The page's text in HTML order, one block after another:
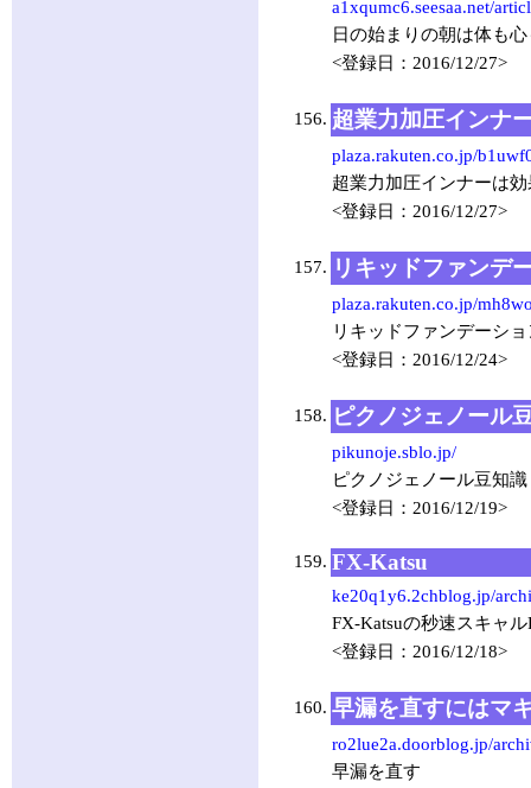
a1xqumc6.seesaa.net/
日の始まりの朝は体も
<登録日：2016/12/27>
156. 超業力加圧インナ
plaza.rakuten.co.jp/
超業力加圧インナーは
<登録日：2016/12/27>
157. リキッドファンデ
plaza.rakuten.co.jp/
リキッドファンデーシ
<登録日：2016/12/24>
158. ピクノジェノール
pikunoje.sblo.jp/
ピクノジェノール豆知識
<登録日：2016/12/19>
159. FX-Katsu
ke20q1y6.2chblog.jp/
FX-Katsuの秒速スキャ
<登録日：2016/12/18>
160. 早漏を直すにはマ
ro2lue2a.doorblog.jp/
早漏を直す